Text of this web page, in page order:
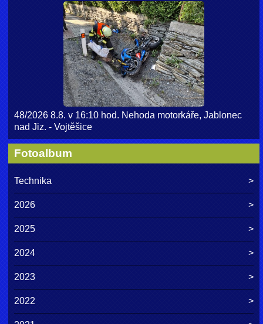
48/2026 8.8. v 16:10 hod. Nehoda motorkáře, Jablonec
nad Jiz. - Vojtěšice
Fotoalbum
Technika
2026
2025
2024
2023
2022